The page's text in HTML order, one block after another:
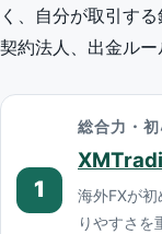
く、自分が取引す
契約法人、出金ルー
1
総合力・
海外FXが
りやすさを